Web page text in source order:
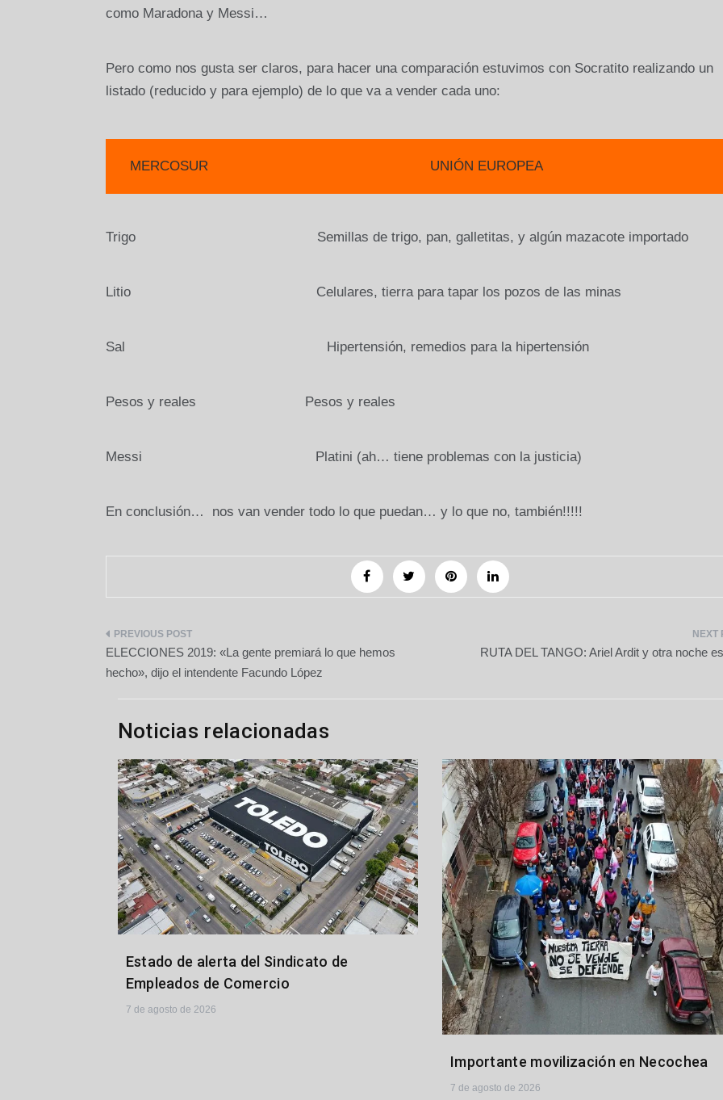
como Maradona y Messi…
Pero como nos gusta ser claros, para hacer una comparación estuvimos con Socratito realizando un
listado (reducido y para ejemplo) de lo que va a vender cada uno:
MERCOSUR UNIÓN EUROPEA
Trigo Semillas de trigo, pan, galletitas, y algún mazacote
Litio Celulares, tierra para tapar los pozos de las minas
Sal Hipertensión, remedios para la hipertensión
Pesos y reales Pesos y reales
Messi Platini (ah… tiene problemas con la justicia)
En conclusión… nos van vender todo lo que puedan… y lo que no, también!!!!!
Navegación
de
entradas
ELECCIONES 2019: «La gente premiará lo que hemos
hecho», dijo el intendente Facundo López
RUTA DEL TANGO: Ariel Ardit y otra noche
Noticias relacionadas
Estado de alerta del Sindicato de
Empleados de Comercio
7 de agosto de 2026
Importante movilización en Necochea
7 de agosto de 2026